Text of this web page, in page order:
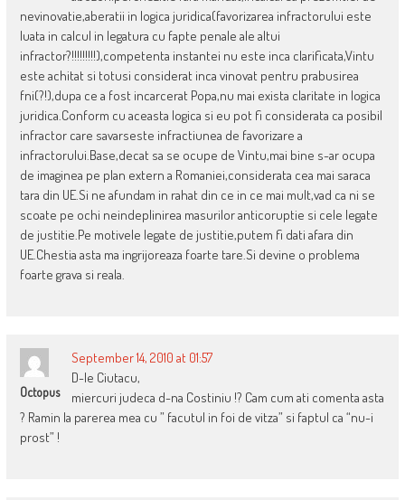
nevinovatie,aberatii in logica juridica(favorizarea infractorului este
luata in calcul in legatura cu fapte penale ale altui
infractor?!!!!!!!!!),competenta instantei nu este inca clarificata,Vintu
este achitat si totusi considerat inca vinovat pentru prabusirea
fni(?!),dupa ce a fost incarcerat Popa,nu mai exista claritate in logica
juridica.Conform cu aceasta logica si eu pot fi considerata ca posibil
infractor care savarseste infractiunea de favorizare a
infractorului.Base,decat sa se ocupe de Vintu,mai bine s-ar ocupa
de imaginea pe plan extern a Romaniei,considerata cea mai saraca
tara din UE.Si ne afundam in rahat din ce in ce mai mult,vad ca ni se
scoate pe ochi neindeplinirea masurilor anticoruptie si cele legate
de justitie.Pe motivele legate de justitie,putem fi dati afara din
UE.Chestia asta ma ingrijoreaza foarte tare.Si devine o problema
foarte grava si reala.
Octopus
September 14, 2010 at 01:57
D-le Ciutacu,
miercuri judeca d-na Costiniu !? Cam cum ati comenta asta
? Ramin la parerea mea cu ” facutul in foi de vitza” si faptul ca “nu-i
prost” !